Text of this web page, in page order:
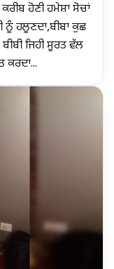
ਹੋਣੀ ਹਮੇਸ਼ਾ ਸੋਚਾਂ
ਨੂੰ ਹਲੂਣਦਾ,ਬੀਬਾ ਕੁਛ
ਜਿਹੀ ਸੂਰਤ ਵੱਲ
ਕਰਦਾ...